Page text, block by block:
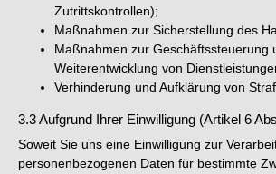
Zutrittskontrollen);
Maßnahmen zur Sicherstellung des
Maßnahmen zur Geschäftssteuerung
Weiterentwicklung von
Verhinderung und Aufklärung von
3.3 Aufgrund Ihrer Einwilligung (Artikel 6
Soweit Sie uns eine Einwilligung zur
personenbezogenen Daten für bestimmte